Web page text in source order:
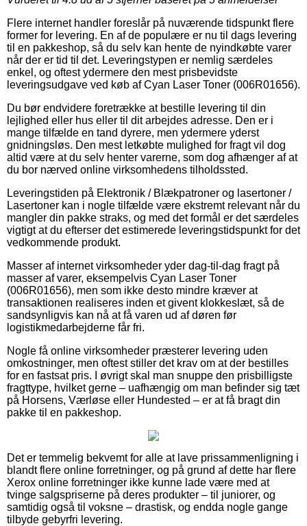
Flere internet handler foreslår på nuværende tidspunkt flere
former for levering. En af de populære er nu til dags levering
til en pakkeshop, så du selv kan hente de nyindkøbte varer
når der er tid til det. Leveringstypen er nemlig særdeles
enkel, og oftest ydermere den mest prisbevidste
leveringsudgave ved køb af Cyan Laser Toner (006R01656).
Du bør endvidere foretrække at bestille levering til din
lejlighed eller hus eller til dit arbejdes adresse. Den er i
mange tilfælde en tand dyrere, men ydermere yderst
gnidningsløs. Den mest letkøbte mulighed for fragt vil dog
altid være at du selv henter varerne, som dog afhænger af at
du bor nærved online virksomhedens tilholdssted.
Leveringstiden på Elektronik / Blækpatroner og lasertoner /
Lasertoner kan i nogle tilfælde være ekstremt relevant når du
mangler din pakke straks, og med det formål er det særdeles
vigtigt at du efterser det estimerede leveringstidspunkt for det
vedkommende produkt.
Masser af internet virksomheder yder dag-til-dag fragt på
masser af varer, eksempelvis Cyan Laser Toner
(006R01656), men som ikke desto mindre kræver at
transaktionen realiseres inden et givent klokkeslæt, så de
sandsynligvis kan nå at få varen ud af døren før
logistikmedarbejderne får fri.
Nogle få online virksomheder præsterer levering uden
omkostninger, men oftest stiller det krav om at der bestilles
for en fastsat pris. I øvrigt skal man snuppe den prisbilligste
fragttype, hvilket gerne – uafhængig om man befinder sig tæt
på Horsens, Værløse eller Hundested – er at få bragt din
pakke til en pakkeshop.
Det er temmelig bekvemt for alle at lave prissammenligning i
blandt flere online forretninger, og på grund af dette har flere
Xerox online forretninger ikke kunne lade være med at
tvinge salgspriserne på deres produkter – til juniorer, og
samtidig også til voksne – drastisk, og endda nogle gange
tilbyde gebyrfri levering.